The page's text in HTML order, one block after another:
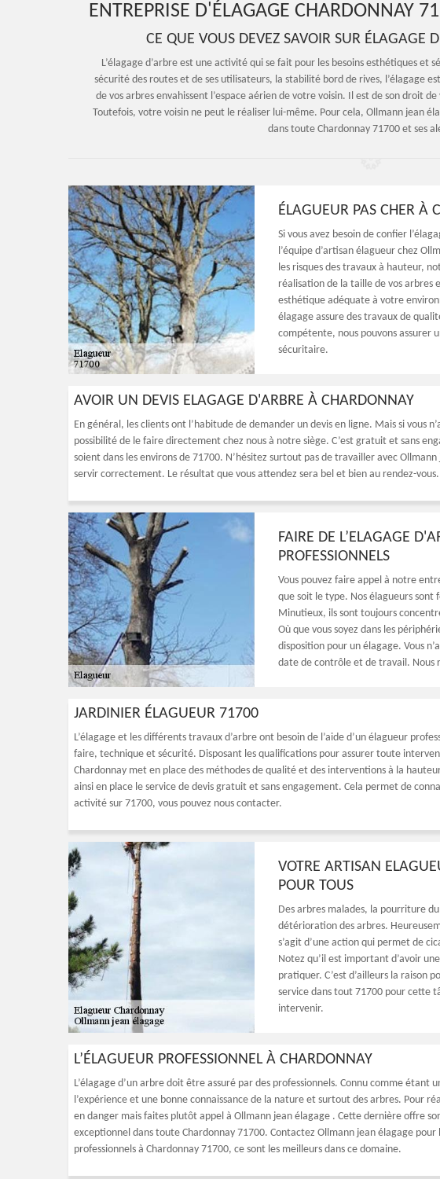
ENTREPRISE D'ÉLAGAGE CHARDONNAY
CE QUE VOUS DEVEZ SAVOIR SUR ÉLAGAGE
L’élagage d’arbre est une activité qui se fait pour les besoins esthétiques et
sécurité des routes et de ses utilisateurs, la stabilité bord de rives, l’élagage
de vos arbres envahissent l’espace aérien de votre voisin. Il est de son droit
Toutefois, votre voisin ne peut le réaliser lui-même. Pour cela, Ollmann jean
dans toute Chardonnay 71700 et ses
ÉLAGUEUR PAS CHER À
Si vous avez besoin de confier
l’équipe d’artisan élagueur chez
les risques des travaux à hauteur,
réalisation de la taille de vos arbres
esthétique adéquate à votre
élagage assure des travaux de
compétente, nous pouvons assurer
sécuritaire.
AVOIR UN DEVIS ELAGAGE D'ARBRE À CHARDONNAY
En général, les clients ont l’habitude de demander un devis en ligne. Mais si vous
possibilité de le faire directement chez nous à notre siège. C’est gratuit et sans
soient dans les environs de 71700. N’hésitez surtout pas de travailler avec
servir correctement. Le résultat que vous attendez sera bel et bien au rendez-vous.
FAIRE DE L’ELAGAGE
PROFESSIONNELS
Vous pouvez faire appel à notre
que soit le type. Nos élagueurs sont
Minutieux, ils sont toujours
Où que vous soyez dans les
disposition pour un élagage. Vous
date de contrôle et de travail. Nous
JARDINIER ÉLAGUEUR 71700
L’élagage et les différents travaux d’arbre ont besoin de l’aide d’un élagueur
faire, technique et sécurité. Disposant les qualifications pour assurer toute
Chardonnay met en place des méthodes de qualité et des interventions à la
ainsi en place le service de devis gratuit et sans engagement. Cela permet de
activité sur 71700, vous pouvez nous contacter.
VOTRE ARTISAN
POUR TOUS
Des arbres malades, la pourriture
détérioration des arbres.
s’agit d’une action qui permet de
Notez qu’il est important d’avoir
pratiquer. C’est d’ailleurs la raison
service dans tout 71700 pour cette
intervenir.
L’ÉLAGUEUR PROFESSIONNEL À CHARDONNAY
L’élagage d’un arbre doit être assuré par des professionnels. Connu comme étant
l’expérience et une bonne connaissance de la nature et surtout des arbres. Pour
en danger mais faites plutôt appel à Ollmann jean élagage . Cette dernière offre
exceptionnel dans toute Chardonnay 71700. Contactez Ollmann jean élagage
professionnels à Chardonnay 71700, ce sont les meilleurs dans ce domaine.